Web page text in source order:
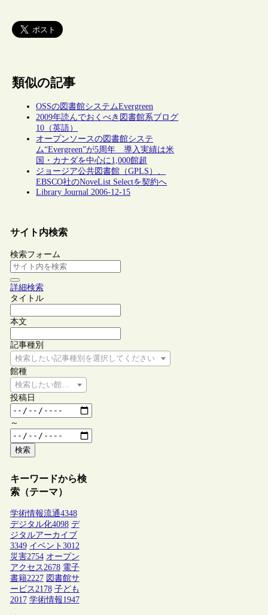
類似の記事
OSSの図書館システムEvergreen
2009年読んでおくべき図書館系ブログ
10（英語）
オープンソースの図書館システ
ム“Evergreen”が5周年 導入実績は米
国・カナダを中心に1,000館超
ジョージア公共図書館（GPLS）、
EBSCO社のNoveList Selectを契約へ
Library Journal 2006-12-15
サイト内検索
検索フォーム
詳細検索
タイトル
本文
記事種別
検索したい記事種別を選択してください
館種
検索したい館種を選択してください
投稿日
～
検索
キーワードから検
索（テーマ）
学術情報流通4348
デジタル化4098 デ
ジタルアーカイブ
3349 イベント 3012
災害2754 オープン
アクセス2678 電子
書籍2227 図書館サ
ービス2178 子ども
2017 学術情報1947